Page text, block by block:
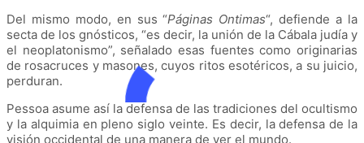
Del mismo modo, en sus “Páginas Ontimas“, defiende a la
secta de los gnósticos, “es decir, la unión de la Cábala judía y
el neoplatonismo”, señalado esas fuentes como originarias
de rosacruces y masones, cuyos ritos esotéricos, a su juicio,
perduran.
Pessoa asume así la defensa de las tradiciones del ocultismo
y la alquimia en pleno siglo veinte. Es decir, la defensa de la
visión occidental de una manera de ver el mundo.